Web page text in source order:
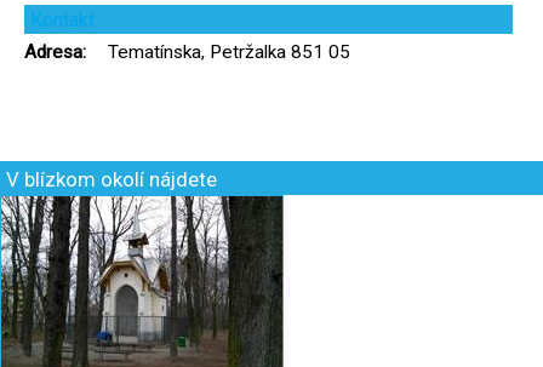
Kontakt
Adresa: Tematínska, Petržalka 851 05
V blízkom okolí nájdete